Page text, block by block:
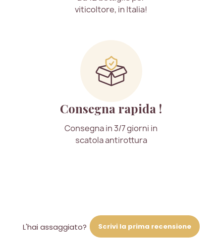
viticoltore, in Italia!
Consegna rapida !
Consegna in 3/7 giorni in
scatola antirottura
L'hai assaggiato? Scrivi la prima recensione